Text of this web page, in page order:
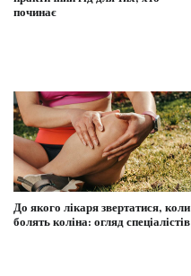
починає
До якого лікаря звертатися, коли
болять коліна: огляд спеціалістів